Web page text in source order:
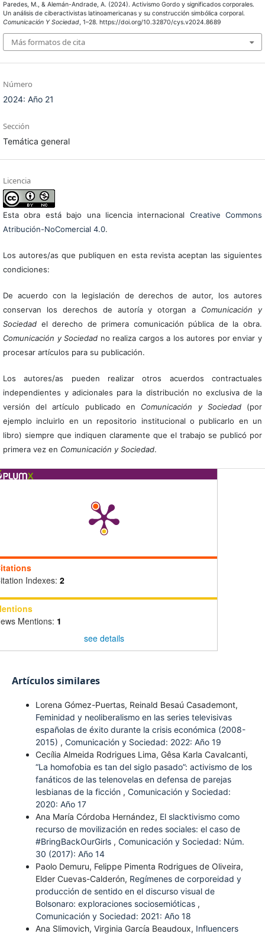
Paredes, M., & Alemán-Andrade, A. (2024). Activismo Gordo y significados corporales.
Un análisis de ciberactivistas latinoamericanas y su construcción simbólica corporal.
Comunicación Y Sociedad, 1–28. https://doi.org/10.32870/cys.v2024.8689
Más formatos de cita
Número
2024: Año 21
Sección
Temática general
Licencia
Esta obra está bajo una licencia internacional Creative Commons
Atribución-NoComercial 4.0.
Los autores/as que publiquen en esta revista aceptan las siguientes
condiciones:
De acuerdo con la legislación de derechos de autor, los autores
conservan los derechos de autoría y otorgan a Comunicación y
Sociedadel derecho de primera comunicación pública de la obra.
Comunicación y Sociedad no realiza cargos a los autores por enviar y
procesar artículos para su publicación.
Los autores/as pueden realizar otros acuerdos contractuales
independientes y adicionales para la distribución no exclusiva de la
versión del artículo publicado en Comunicación y Sociedad(por
ejemplo incluirlo en un repositorio institucional o publicarlo en un
libro) siempre que indiquen claramente que el trabajo se publicó por
primera vez en Comunicación y Sociedad.
Indexes: 2
Mentions: 1
see details
Artículos similares
Lorena Gómez-Puertas, Reinald Besaú Casademont,
Feminidad y neoliberalismo en las series televisivas
españolas de éxito durante la crisis económica (2008-
2015) , Comunicación y Sociedad: 2022: Año 19
Cecília Almeida Rodrigues Lima, Gêsa Karla Cavalcanti,
“La homofobia es tan del siglo pasado”: activismo de los
fanáticos de las telenovelas en defensa de parejas
lesbianas de la ficción , Comunicación y Sociedad:
2020: Año 17
Ana María Córdoba Hernández, El slacktivismo como
recurso de movilización en redes sociales: el caso de
#BringBackOurGirls , Comunicación y Sociedad: Núm.
30 (2017): Año 14
Paolo Demuru, Felippe Pimenta Rodrigues de Oliveira,
Elder Cuevas-Calderón, Regímenes de corporeidad y
producción de sentido en el discurso visual de
Bolsonaro: exploraciones sociosemióticas ,
Comunicación y Sociedad: 2021: Año 18
Ana Slimovich, Virginia García Beaudoux, Influencers